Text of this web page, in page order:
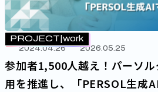
PROJECT work
2024.04.26 2026.05.25
参加者1,500人越え！パーソ
用を推進し、「PERSOL生成